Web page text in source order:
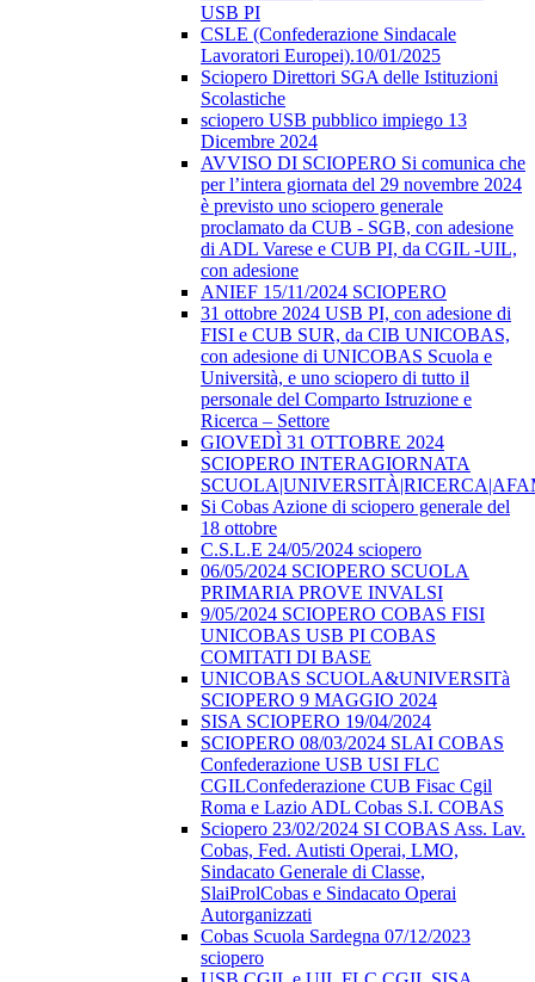
USB PI
CSLE (Confederazione Sindacale
Lavoratori Europei).10/01/2025
Sciopero Direttori SGA delle Istituzioni
Scolastiche
sciopero USB pubblico impiego 13
Dicembre 2024
AVVISO DI SCIOPERO Si comunica che
per l’intera giornata del 29 novembre 2024
è previsto uno sciopero generale
proclamato da CUB - SGB, con adesione
di ADL Varese e CUB PI, da CGIL -UIL,
con adesione
ANIEF 15/11/2024 SCIOPERO
31 ottobre 2024 USB PI, con adesione di
FISI e CUB SUR, da CIB UNICOBAS,
con adesione di UNICOBAS Scuola e
Università, e uno sciopero di tutto il
personale del Comparto Istruzione e
Ricerca – Settore
GIOVEDÌ 31 OTTOBRE 2024
SCIOPERO INTERAGIORNATA
Si Cobas Azione di sciopero generale del
18 ottobre
C.S.L.E 24/05/2024 sciopero
06/05/2024 SCIOPERO SCUOLA
PRIMARIA PROVE INVALSI
9/05/2024 SCIOPERO COBAS FISI
UNICOBAS USB PI COBAS
COMITATI DI BASE
UNICOBAS SCUOLA&UNIVERSITà
SCIOPERO 9 MAGGIO 2024
SISA SCIOPERO 19/04/2024
SCIOPERO 08/03/2024 SLAI COBAS
Confederazione USB USI FLC
CGILConfederazione CUB Fisac Cgil
Roma e Lazio ADL Cobas S.I. COBAS
Sciopero 23/02/2024 SI COBAS Ass. Lav.
Cobas, Fed. Autisti Operai, LMO,
Sindacato Generale di Classe,
SlaiProlCobas e Sindacato Operai
Autorganizzati
Cobas Scuola Sardegna 07/12/2023
sciopero